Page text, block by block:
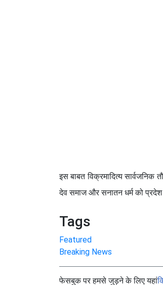
इस बाबत विक्रमादित्य
देव समाज और सनातन धर्म को
Tags
Featured
Breaking News
फेसबुक पर हमसे जुड़ने के लिए यहां